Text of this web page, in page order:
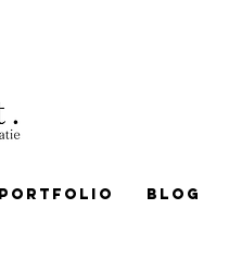
portfolio Blog